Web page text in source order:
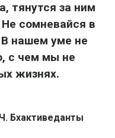
тянутся за ним
сомневайся в
нашем уме не
с чем мы не
жизнях.
Бхактиведанты